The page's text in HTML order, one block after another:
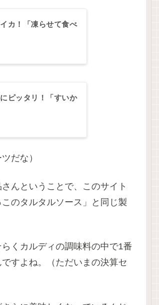
カ！「凍らせて食べ
ピッタリ！「すいか
だな）
んということで、このサイト
のタルタルソース」と同じ製
くカルディの調味料の中で1番
すよね。（ただいまの決算セ